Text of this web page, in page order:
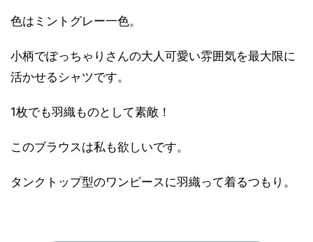
色はミントグレー一色。
小柄でぽっちゃりさんの大人可愛い雰囲気を最大限に
活かせるシャツです。
1枚でも羽織ものとして素敵！
このブラウスは私も欲しいです。
タンクトップ型のワンピースに羽織って着るつもり。